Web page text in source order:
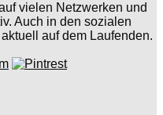
vielen Netzwerken und
Auch in den sozialen
auf dem Laufenden.